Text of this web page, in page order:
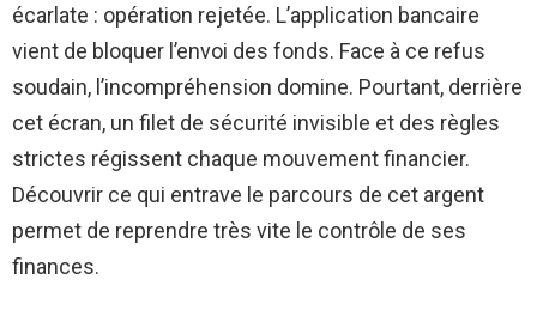
écarlate : opération rejetée. L’application bancaire
vient de bloquer l’envoi des fonds. Face à ce refus
soudain, l’incompréhension domine. Pourtant, derrière
cet écran, un filet de sécurité invisible et des règles
strictes régissent chaque mouvement financier.
Découvrir ce qui entrave le parcours de cet argent
permet de reprendre très vite le contrôle de ses
finances.